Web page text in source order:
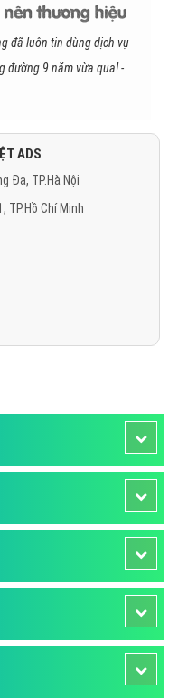
đã luôn tin dùng dịch vụ
đường 9 năm vừa qua! -
ADS
Đa, TP.Hà Nội
TP.Hồ Chí Minh